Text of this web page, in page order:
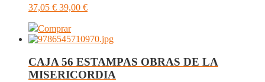
37,05 € 39,00 €
Comprar
CAJA 56 ESTAMPAS OBRAS DE LA
MISERICORDIA